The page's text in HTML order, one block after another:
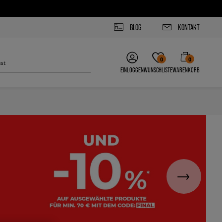
BLOG KONTAKT
EINLOGGEN
0
WUNSCHLISTE
0
WARENKORB